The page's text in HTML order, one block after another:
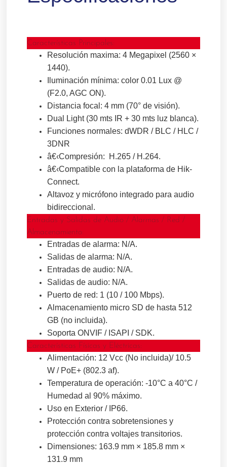
Características Principales:
Resolución maxima: 4 Megapixel (2560 ×
1440).
Iluminación mínima: color 0.01 Lux @
(F2.0, AGC ON).
Distancia focal: 4 mm (70° de visión).
Dual Light (30 mts IR + 30 mts luz blanca).
Funciones normales: dWDR / BLC / HLC /
3DNR
â€‹Compresión: H.265 / H.264.
â€‹Compatible con la plataforma de Hik-
Connect.
Altavoz y micrófono integrado para audio
bidireccional.
Entradas y Salidas de Audio / Alarmas / Red /
Almacenamiento:
Entradas de alarma: N/A.
Salidas de alarma: N/A.
Entradas de audio: N/A.
Salidas de audio: N/A.
Puerto de red: 1 (10 / 100 Mbps).
Almacenamiento micro SD de hasta 512
GB (no incluida).
Soporta ONVIF / ISAPI / SDK.
Características Físicas y Eléctricas:
Alimentación: 12 Vcc (No incluida)/ 10.5
W / PoE+ (802.3 af).
Temperatura de operación: -10°C a 40°C /
Humedad al 90% máximo.
Uso en Exterior / IP66.
Protección contra sobretensiones y
protección contra voltajes transitorios.
Dimensiones: 163.9 mm × 185.8 mm ×
131.9 mm